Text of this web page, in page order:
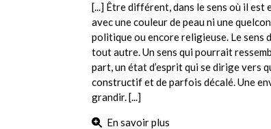
[...] Être différent, dans le sens où il est
avec une couleur de peau ni une
politique ou encore religieuse. Le sens
tout autre. Un sens qui pourrait
part, un état d’esprit qui se dirige vers
constructif et de parfois décalé. Une
grandir. [...]
En savoir plus